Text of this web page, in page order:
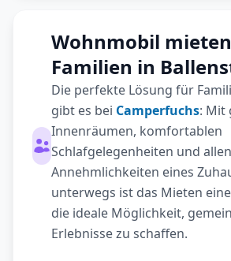
Wohnmobil
Familien in
Die perfekte Lösung für
gibt es bei Camperfuchs: Mit
Innenräumen, komfortablen
Schlafgelegenheiten und allen
Annehmlichkeiten eines
unterwegs ist das Mieten
die ideale Möglichkeit,
Erlebnisse zu schaffen.